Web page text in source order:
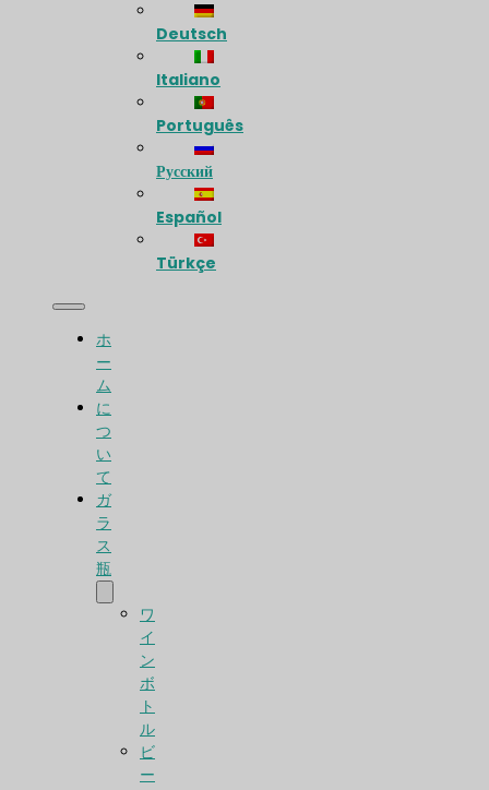
Deutsch
Italiano
Português
Русский
Español
Türkçe
ホ
ー
ム
に
つ
い
て
ガ
ラ
ス
瓶
ワ
イ
ン
ボ
ト
ル
ビ
ー